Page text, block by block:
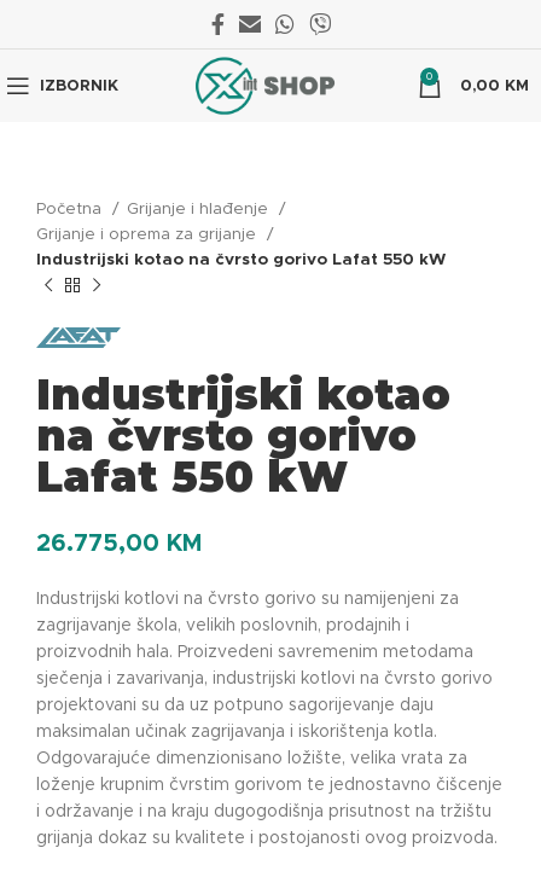
IZBORNIK
0
0,00 KM
Početna
Grijanje i hlađenje
Grijanje i oprema za grijanje
Industrijski kotao na čvrsto gorivo Lafat 550 kW
Industrijski kotao
na čvrsto gorivo
Lafat 550 kW
26.775,00 KM
Industrijski kotlovi na čvrsto gorivo su namijenjeni za
zagrijavanje škola, velikih poslovnih, prodajnih i
proizvodnih hala. Proizvedeni savremenim metodama
sječenja i zavarivanja, industrijski kotlovi na čvrsto gorivo
projektovani su da uz potpuno sagorijevanje daju
maksimalan učinak zagrijavanja i iskorištenja kotla.
Odgovarajuće dimenzionisano ložište, velika vrata za
loženje krupnim čvrstim gorivom te jednostavno čišcenje
i održavanje i na kraju dugogodišnja prisutnost na tržištu
grijanja dokaz su kvalitete i postojanosti ovog proizvoda.